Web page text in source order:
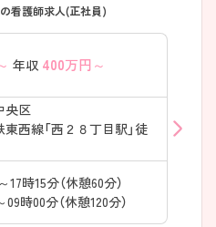
看護師求人(正社員)
年収 400万円～
央区
西線「西２８丁目駅」徒
時15分（休憩60分）
時00分（休憩120分）